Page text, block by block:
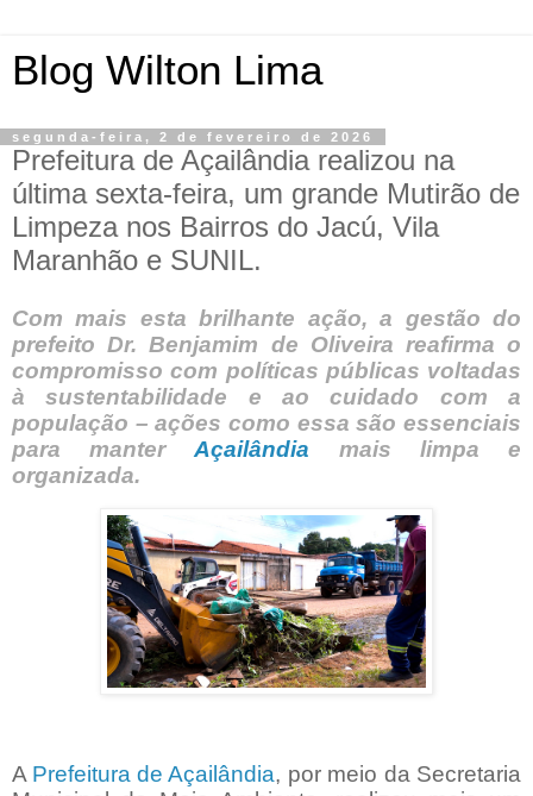
Blog Wilton Lima
segunda-feira, 2 de fevereiro de 2026
Prefeitura de Açailândia realizou na
última sexta-feira, um grande Mutirão de
Limpeza nos Bairros do Jacú, Vila
Maranhão e SUNIL.
Com mais esta brilhante ação, a gestão do
prefeito Dr. Benjamim de Oliveira reafirma o
compromisso com políticas públicas voltadas
à sustentabilidade e ao cuidado com a
população – ações como essa são essenciais
para manterAçailândia mais limpa e
organizada.
A Prefeitura de Açailândia, por meio da Secretaria